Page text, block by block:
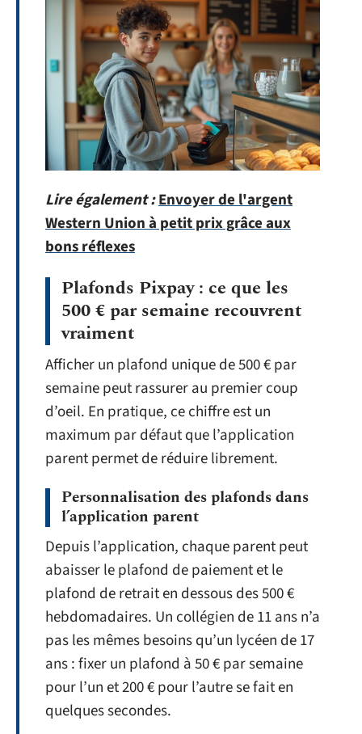
Lire également :Envoyer de l'argent
Western Union à petit prix grâce aux
bons réflexes
Plafonds Pixpay : ce que les
500 € par semaine recouvrent
vraiment
Afficher un plafond unique de 500 € par
semaine peut rassurer au premier coup
d’oeil. En pratique, ce chiffre est un
maximum par défaut que l’application
parent permet de réduire librement.
Personnalisation des plafonds dans
l’application parent
Depuis l’application, chaque parent peut
abaisser le plafond de paiement et le
plafond de retrait en dessous des 500 €
hebdomadaires. Un collégien de 11 ans n’a
pas les mêmes besoins qu’un lycéen de 17
ans : fixer un plafond à 50 € par semaine
pour l’un et 200 € pour l’autre se fait en
quelques secondes.